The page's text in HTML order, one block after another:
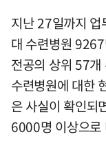
지난 27일까지
대 수련병원
전공의 상위 57
수련병원에 대한
은 사실이 확인되
6000명 이상으로